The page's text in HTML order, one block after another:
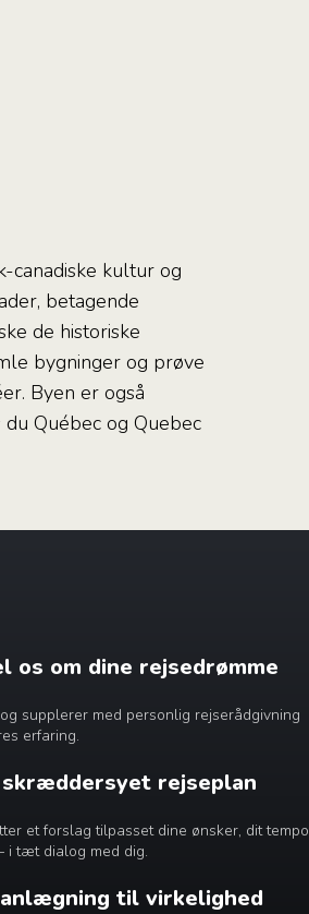
canadiske kultur og
betagende
de historiske
bygninger og prøve
Byen er også
Québec og Quebec
os om dine rejsedrømme
supplerer med personlig rejserådgivning
erfaring.
skræddersyet rejseplan
et forslag tilpasset dine ønsker, dit tempo
i tæt dialog med dig.
til virkelighed